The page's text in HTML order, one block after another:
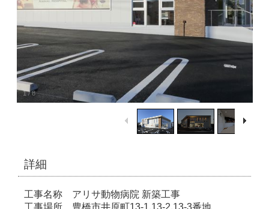
1/8
詳細
工事名称 アリサ動物病院 新築工事